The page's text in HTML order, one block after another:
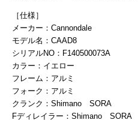
［仕様］
メーカー：Cannondale
モデル名：CAAD8
シリアルNO：F140500073A
カラー：イエロー
フレーム：アルミ
フォーク：アルミ
クランク：Shimano SORA
Fディレイラー：Shimano SORA